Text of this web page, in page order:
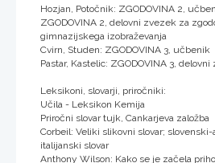
Hozjan, Potočnik: ZGODOVINA 2,
ZGODOVINA 2, delovni zvezek za
gimnazijskega izobraževanja
Cvirn, Studen: ZGODOVINA 3, učbenik
Pastar, Kastelic: ZGODOVINA 3, delovni
Leksikoni, slovarji, priročniki:
Učila - Leksikon Kemija
Priročni slovar tujk, Cankarjeva založba
Corbeil: Veliki slikovni slovar;
italijanski slovar
Anthony Wilson: Kako se je začela